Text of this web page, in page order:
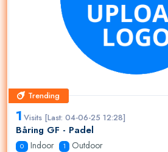
Trending
Trending
1 Visits [Last: 04-06-25 12:28]
Båring GF - Padel
0 Indoor 1 Outdoor